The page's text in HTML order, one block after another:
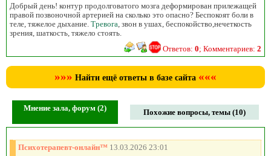
Добрый день! контур продолговатого мозга деформирован прилежащей
правой позвоночной артерией на сколько это опасно? Беспокоят боли в
теле, тяжелое дыхание. Тревога , звон в ушах, беспокойство,нечеткость
зрения, шаткость, тяжело стоять.
Ответов: 0; Комментариев: 2
»»» Найти ещё ответы в базе сайта «««
Мнение зала, форум (2) Похожие вопросы, темы (10)
Психотерапевт-онлайн™ 13.03.2026 23:01